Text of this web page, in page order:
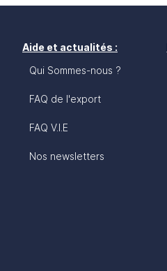
Aide et actualités :
Qui Sommes-nous ?
FAQ de l'export
FAQ V.I.E
Nos newsletters